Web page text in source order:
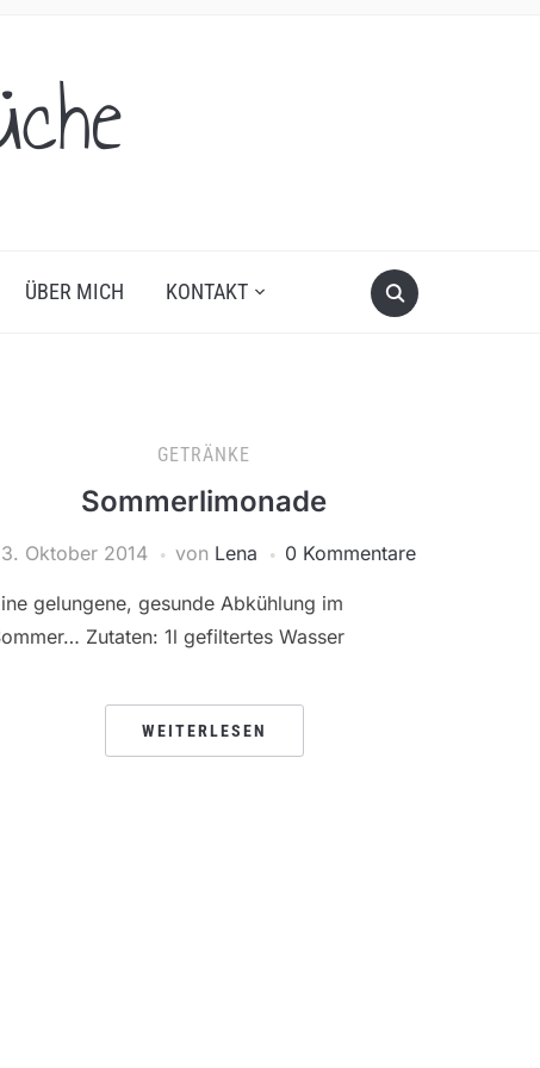
ÜBER MICH KONTAKT
GETRÄNKE
Sommerlimonade
Oktober 2014 von Lena 0 Kommentare
gelungene, gesunde Abkühlung im
Zutaten: 1l gefiltertes Wasser
WEITERLESEN